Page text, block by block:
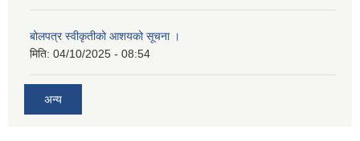
बोलपत्र स्वीकृतीको आशयको सूचना ।
मिति: 04/10/2025 - 08:54
अन्य